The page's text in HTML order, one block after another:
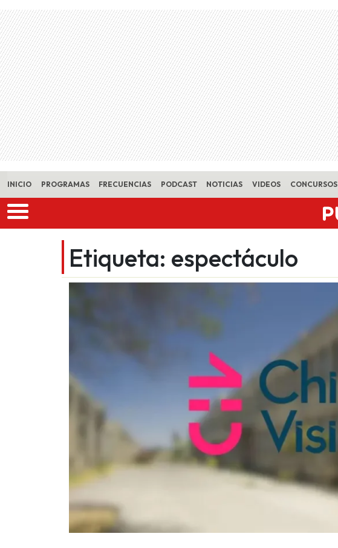
Skip to main content
INICIO PROGRAMAS FRECUENCIAS PODCAST NOTICIAS VIDEOS CONCURSOS
Etiqueta: espectáculo